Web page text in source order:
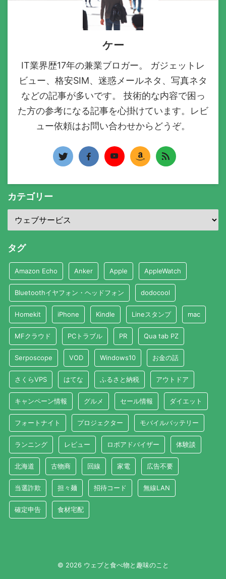
ケー
IT業界歴17年の兼業ブロガー。 ガジェットレ
ビュー、格安SIM、迷惑メールネタ、写真ネタ
などの記事が多いです。 技術的な内容で困っ
た方の参考になる記事を心掛けています。レビ
ュー依頼はお問い合わせからどうぞ。
カテゴリー
タグ
Amazon Echo Anker Apple AppleWatch
Bluetoothイヤフォン・ヘッドフォン dodocool
Homekit iPhone Kindle Lineスタンプ mac
MFクラウド PCトラブル PR Qua tab PZ
Serposcope VOD Windows10 お金の話
さくらVPS はてな ふるさと納税 アウトドア
キャンペーン情報 グルメ セール情報 ダイエット
フォートナイト プロジェクター モバイルバッテリー
ランニング レビュー ロボアドバイザー 体験談
北海道 古物商 回線 家電 広告不要
当選詐欺 担々麺 招待コード 無線LAN
確定申告 食材宅配
© 2026 ウェブと食べ物と趣味のこと